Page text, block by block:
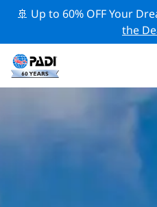
🚢 Up to 60% OFF Your
the